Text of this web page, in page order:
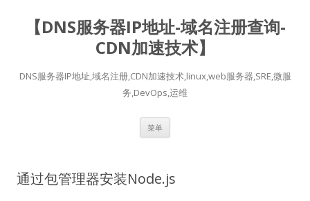
【DNS服务器IP地址-域名注册查询-
CDN加速技术】
DNS服务器IP地址,域名注册,CDN加速技术,linux,web服务器,SRE,微服
务,DevOps,运维
菜单
通过包管理器安装Node.js